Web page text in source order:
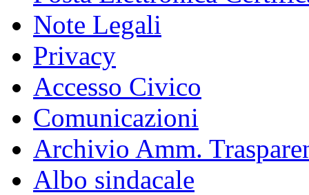
Note Legali
Privacy
Accesso Civico
Comunicazioni
Archivio Amm.
Albo sindacale